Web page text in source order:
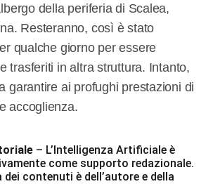
della periferia di Scalea,
Resteranno, così è stato
qualche giorno per essere
trasferiti in altra struttura. Intanto,
garantire ai profughi prestazioni di
accoglienza.
– L’Intelligenza Artificiale è
come supporto redazionale.
contenuti è dell’autore e della